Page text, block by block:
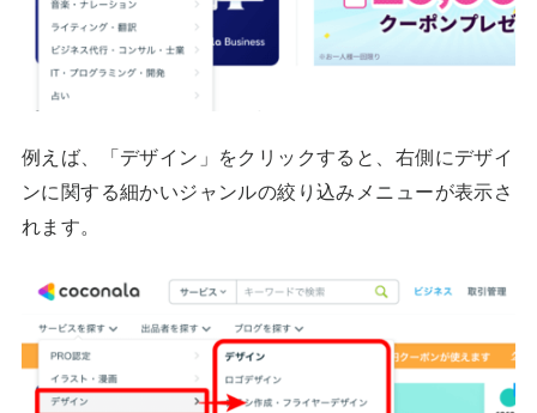
例えば、「デザイン」をクリックすると、右側にデザイ
ンに関する細かいジャンルの絞り込みメニューが表示さ
れます。